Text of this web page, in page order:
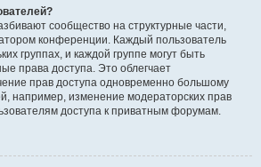
сообщество на структурные части,
конференции. Каждый пользователь
группах, и каждой группе могут быть
права доступа. Это облегчает
прав доступа одновременно большому
например, изменение модераторских прав
доступа к приватным форумам.